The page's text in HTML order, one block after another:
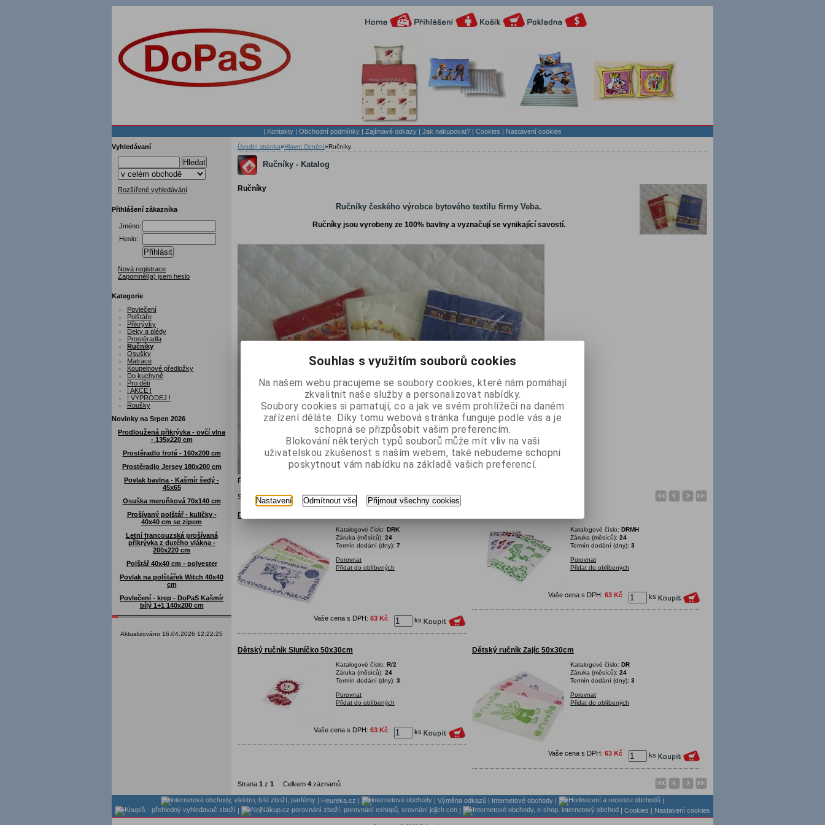
| Kontakty | Obchodní podmínky | Zajímavé odkazy | Jak nakupovat? | Cookies | Nastavení cookies
Vyhledávaní
Hledat
Rozšířené vyhledávání
Přihlášení zákazníka
Jméno:
Heslo:
Přihlásit
Nová registrace
Zapomněl(a) jsem heslo
Kategorie
Povlečení
Polštáře
Přikrývky
Deky a plédy
Prostěradla
Ručníky
Osušky
Matrace
Koupelnové předložky
Do kuchyně
Pro děti
! AKCE !
! VÝPRODEJ !
Roušky
Novinky na Srpen 2026
Prodloužená přikrývka - ovčí vlna
- 135x220 cm
Prostěradlo froté - 160x200 cm
Prostěradlo Jersey 180x200 cm
Povlak bavlna - Kašmír šedý -
45x65
Osuška meruňková 70x140 cm
Prošívaný polštář - kuličky -
40x40 cm se zipem
Letní francouzská prošívaná
přikrývka z dutého vlákna -
200x220 cm
Polštář 40x40 cm - polyester
Povlak na polštářek Witch 40x40
cm
Povlečení - krep - DoPaS Kašmír
bílý 1+1 140x200 cm
Aktualizováno 16.04.2026 12:22:25
Úvodní stránka»Hlavní členění»Ručníky
Ručníky - Katalog
Ručníky
Ručníky českého výrobce bytového textilu firmy Veba.
Ručníky jsou vyrobeny ze 100% bavlny a vyznačují se vynikající savostí.
Řadit podle:
Strana1z1Celkem4záznamů
Dětský ručník Kočka 50x30cm
Katalogové číslo: DRK
Záruka (měsíců): 24
Termín dodání (dny): 7
Porovnat
Přidat do oblíbených
ks
Vaše cena s DPH: 63 Kč
Katalogové číslo: DRMH
Záruka (měsíců): 24
Termín dodání (dny): 3
Porovnat
Přidat do oblíbených
ks
Vaše cena s DPH: 63 Kč
Dětský ručník Sluníčko 50x30cm
Katalogové číslo: R/2
Záruka (měsíců): 24
Termín dodání (dny): 3
Porovnat
Přidat do oblíbených
ks
Vaše cena s DPH: 63 Kč
Dětský ručník Zajíc 50x30cm
Katalogové číslo: DR
Záruka (měsíců): 24
Termín dodání (dny): 3
Porovnat
Přidat do oblíbených
ks
Vaše cena s DPH: 63 Kč
Strana 1 z 1 Celkem 4 záznamů
| Heureka.cz | | Výměna odkazů | Internetové obchody |
|
|
| | Cookies | Nastavení cookies
Souhlas s využitím souborů cookies
Na našem webu pracujeme se soubory cookies, které nám pomáhají
zkvalitnit naše služby a personalizovat nabídky.
Soubory cookies si pamatují, co a jak ve svém prohlížeči na daném
zařízení děláte. Díky tomu webová stránka funguje podle vás a je
schopná se přizpůsobit vašim preferencím.
Blokování některých typů souborů může mít vliv na vaši
uživatelskou zkušenost s naším webem, také nebudeme schopni
poskytnout vám nabídku na základě vašich preferencí.
Nastavení Odmítnout vše Přijmout všechny cookies